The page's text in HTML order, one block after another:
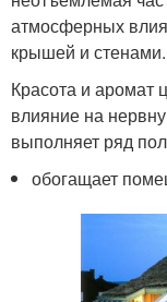
атмосферных
крышей и стенами.
Красота и аромат
влияние на
выполняет ряд
обогащает